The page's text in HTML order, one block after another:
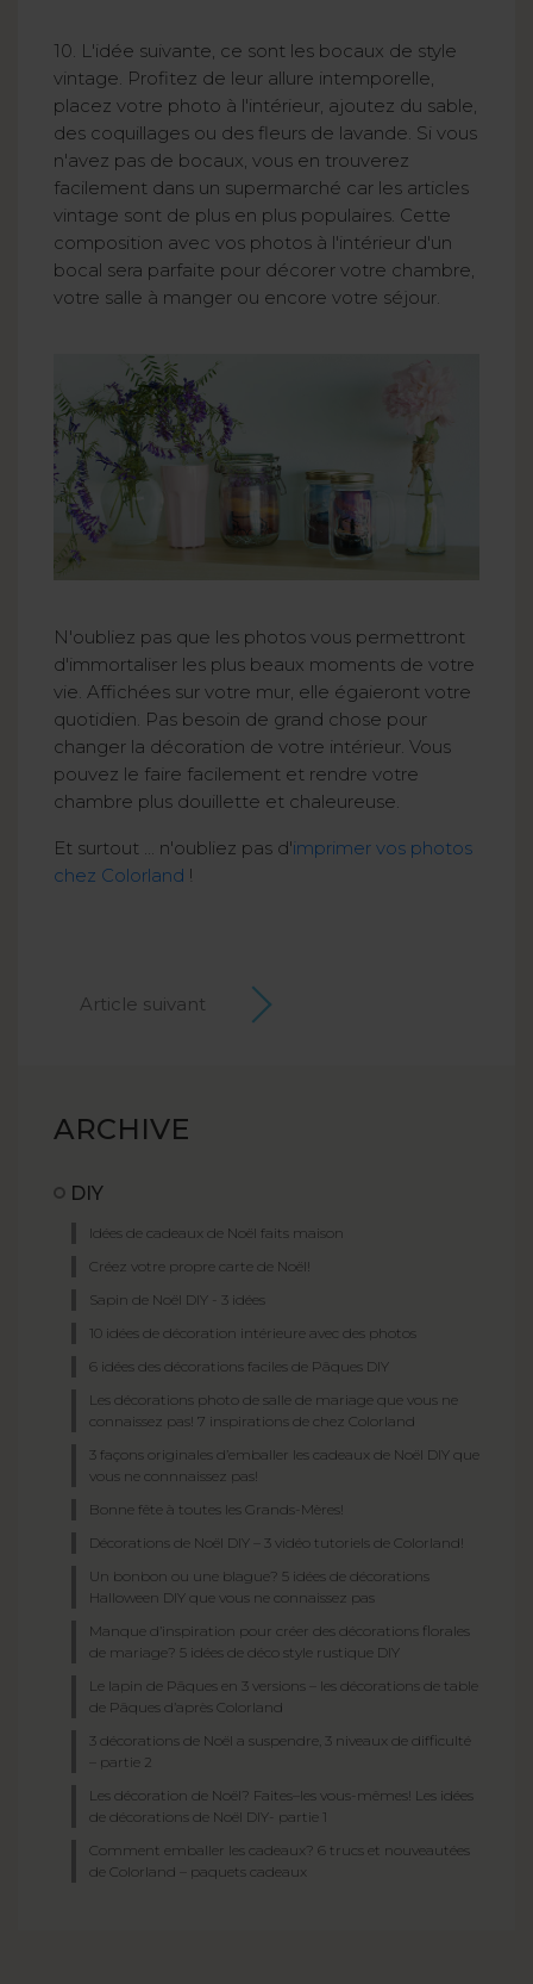
10. L'idée suivante, ce sont les bocaux de style
vintage. Profitez de leur allure intemporelle,
placez votre photo à l'intérieur, ajoutez du sable,
des coquillages ou des fleurs de lavande. Si vous
n'avez pas de bocaux, vous en trouverez
facilement dans un supermarché car les articles
vintage sont de plus en plus populaires. Cette
composition avec vos photos à l'intérieur d'un
bocal sera parfaite pour décorer votre chambre,
votre salle à manger ou encore votre séjour.
N'oubliez pas que les photos vous permettront
d'immortaliser les plus beaux moments de votre
vie. Affichées sur votre mur, elle égaieront votre
quotidien. Pas besoin de grand chose pour
changer la décoration de votre intérieur. Vous
pouvez le faire facilement et rendre votre
chambre plus douillette et chaleureuse.
Et surtout ... n'oubliez pas d'imprimer vos photos
chez Colorland !
Article suivant
ARCHIVE
DIY
Idées de cadeaux de Noël faits maison
Créez votre propre carte de Noël!
Sapin de Noël DIY - 3 idées
10 idées de décoration intérieure avec des photos
6 idées des décorations faciles de Pâques DIY
Les décorations photo de salle de mariage que vous ne
connaissez pas! 7 inspirations de chez Colorland
3 façons originales d’emballer les cadeaux de Noël DIY que
vous ne connnaissez pas!
Bonne fête à toutes les Grands-Mères!
Décorations de Noël DIY – 3 vidéo tutoriels de Colorland!
Un bonbon ou une blague? 5 idées de décorations
Halloween DIY que vous ne connaissez pas
Manque d’inspiration pour créer des décorations florales
de mariage? 5 idées de déco style rustique DIY
Le lapin de Pâques en 3 versions – les décorations de table
de Pâques d’après Colorland
3 décorations de Noël a suspendre, 3 niveaux de difficulté
– partie 2
Les décoration de Noël? Faites–les vous-mêmes! Les idées
de décorations de Noël DIY- partie 1
Comment emballer les cadeaux? 6 trucs et nouveautées
de Colorland – paquets cadeaux